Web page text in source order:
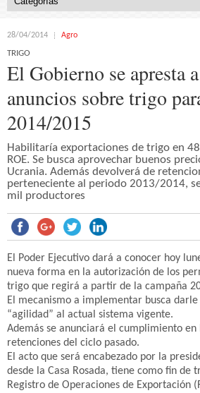
28/04/2014 Agro
TRIGO
El Gobierno se apresta
anuncios sobre trigo
2014/2015
Habilitaría exportaciones de trigo en
ROE. Se busca aprovechar buenos
Ucrania. Además devolverá de
perteneciente al periodo 2013/2014,
mil productores
El Poder Ejecutivo dará a conocer hoy
nueva forma en la autorización de los
trigo que regirá a partir de la campaña
El mecanismo a implementar busca
“agilidad” al actual sistema vigente.
Además se anunciará el cumplimiento en
retenciones del ciclo pasado.
El acto que será encabezado por la
desde la Casa Rosada, tiene como fin de
Registro de Operaciones de Exportación